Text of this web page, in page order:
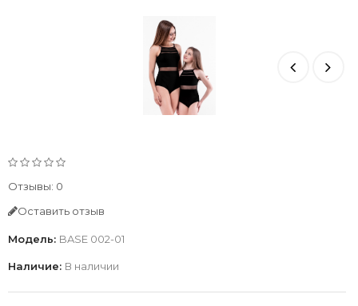
Отзывы: 0
Оставить отзыв
Модель: BASE 002-01
Наличие: В наличии